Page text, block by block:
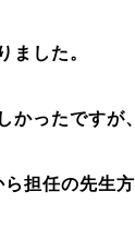
ました。
かったですが、
担任の先生